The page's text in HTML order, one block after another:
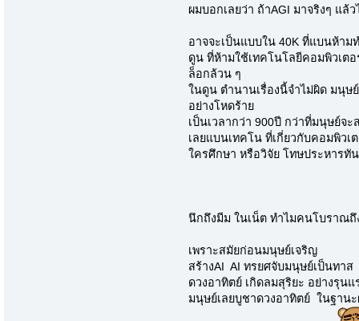
ผมบอกเลยว่า ถ้าAGI มาจริงๆ แ
อาจจะเป็นแบบใน 40K ที่แบนห้าม
ดูน ที่ห้ามใช้เทคโนโลยีคอมพิวเต
ล็อกล้วน ๆ
ในดูน ตำนานเรื่องนี้จำไม่ผิด มนุษ
อย่างโหดร้าย
เป็นเวลากว่า 900ปี กว่าที่มนุษย์จ
เลยแบนเทคโน ที่เกี่ยวกับคอมพิวเ
ใครศึกษา หรือวิจัย โทษประหารทั
นึกถึงมีม ในเน็ต ทำไมคนโบราณถึ
เพราะสมัยก่อนมนุษย์เจริญ
สร้างAI AI ทรยศจับมนุษย์เป็นทาส
ดวงอาทิตย์ เกิดลมสุริยะ อย่างรุนแ
มนุษย์เลยบูชาดวงอาทิตย์ ในฐาน